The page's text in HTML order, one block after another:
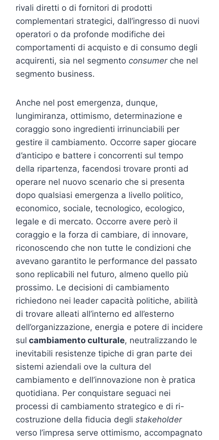
rivali diretti o di fornitori di prodotti
complementari strategici, dall’ingresso di nuovi
operatori o da profonde modifiche dei
comportamenti di acquisto e di consumo degli
acquirenti, sia nel segmento consumerche nel
segmento business.
Anche nel post emergenza, dunque,
lungimiranza, ottimismo, determinazione e
coraggio sono ingredienti irrinunciabili per
gestire il cambiamento. Occorre saper giocare
d’anticipo e battere i concorrenti sul tempo
della ripartenza, facendosi trovare pronti ad
operare nel nuovo scenario che si presenta
dopo qualsiasi emergenza a livello politico,
economico, sociale, tecnologico, ecologico,
legale e di mercato. Occorre avere però il
coraggio e la forza di cambiare, di innovare,
riconoscendo che non tutte le condizioni che
avevano garantito le performance del passato
sono replicabili nel futuro, almeno quello più
prossimo. Le decisioni di cambiamento
richiedono nei leader capacità politiche, abilità
di trovare alleati all’interno ed all’esterno
dell’organizzazione, energia e potere di incidere
sul cambiamento culturale, neutralizzando le
inevitabili resistenze tipiche di gran parte dei
sistemi aziendali ove la cultura del
cambiamento e dell’innovazione non è pratica
quotidiana. Per conquistare seguaci nei
processi di cambiamento strategico e di ri-
costruzione della fiducia degli stakeholder
verso l’impresa serve ottimismo, accompagnato